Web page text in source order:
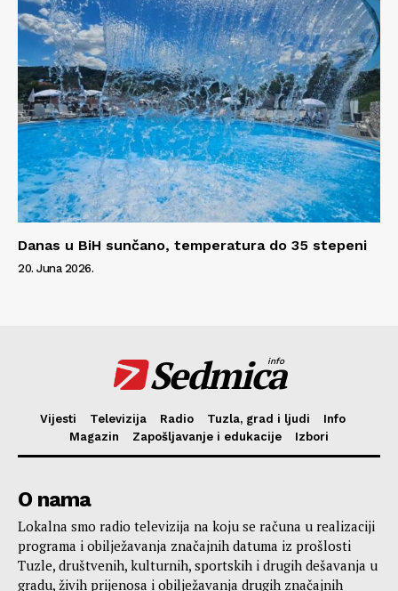
Danas u BiH sunčano, temperatura do 35 stepeni
20. Juna 2026.
Sedmica
info
Vijesti Televizija Radio Tuzla, grad i ljudi
Info
Magazin
Zapošljavanje i edukacije Izbori
O nama
Lokalna smo radio televizija na koju se računa u realizaciji
programa i obilježavanja značajnih datuma iz prošlosti
Tuzle, društvenih, kulturnih, sportskih i drugih dešavanja u
gradu, živih prijenosa i obilježavanja drugih značajnih